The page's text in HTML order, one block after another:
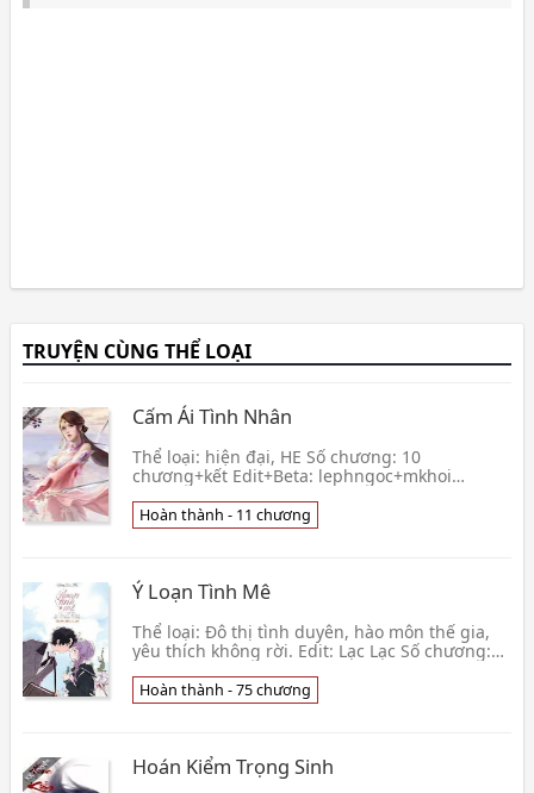
TRUYỆN CÙNG THỂ LOẠI
Cấm Ái Tình Nhân
Thể loại: hiện đại, HE Số chương: 10
chương+kết Edit+Beta: lephngoc+mkhoi
thì cô cứ nghĩ rằng an👦 SUGAR (Thư Cách)
Hoàn thành - 11 chương
Ý Loạn Tình Mê
Thể loại: Đô thị tình duyên, hào môn thế gia,
yêu thích không rời. Edit: Lạc Lạc Số chương:
Dao
Hoàn thành - 75 chương
Hoán Kiểm Trọng Sinh